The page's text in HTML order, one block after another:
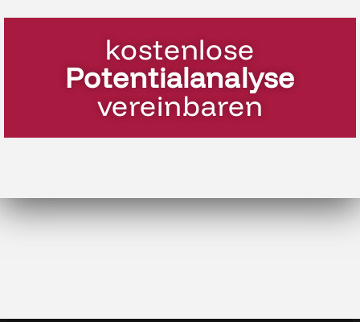
kostenlose
Potentialanalyse
vereinbaren